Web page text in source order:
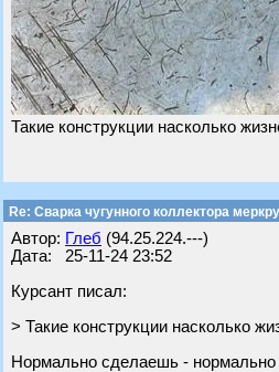
Такие конструкции насколько
Re: Сварка чугунного коллектора
Автор: Глеб (94.25.224.---)
Дата: 25-11-24 23:52
Курсант писал:
> Такие конструкции насколько
Нормально сделаешь - нормально